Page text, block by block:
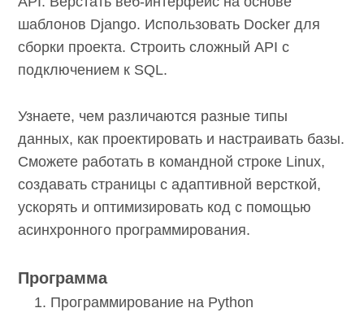
шаблонов Django. Использовать Docker для
сборки проекта. Строить сложный API с
подключением к SQL.
Узнаете, чем различаются разные типы
данных, как проектировать и настраивать базы.
Сможете работать в командной строке Linux,
создавать страницы с адаптивной версткой,
ускорять и оптимизировать код с помощью
асинхронного программирования.
Программа
Программирование на Python